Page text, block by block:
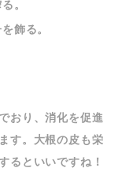
。
飾る。
おり、消化を促進
す。大根の皮も栄
るといいですね！